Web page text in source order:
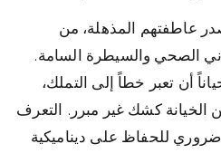
عاطفتهم المذهلة، من
الصحي والسيطرة السامة.
أن تعبر خطاً إلى التملك،
كشك غير مبرر. التعرف
للحفاظ على ديناميكية